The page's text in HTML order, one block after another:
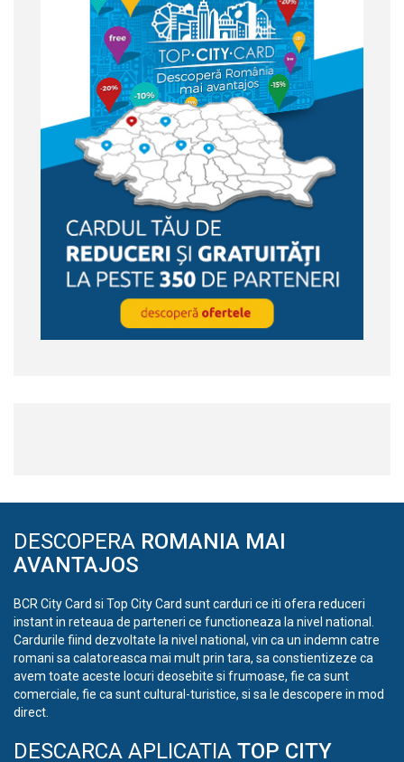
DESCOPERA ROMANIA MAI
AVANTAJOS
BCR City Card si Top City Card sunt carduri ce iti ofera reduceri
instant in reteaua de parteneri ce functioneaza la nivel national.
Cardurile fiind dezvoltate la nivel national, vin ca un indemn catre
romani sa calatoreasca mai mult prin tara, sa constientizeze ca
avem toate aceste locuri deosebite si frumoase, fie ca sunt
comerciale, fie ca sunt cultural-turistice, si sa le descopere in mod
direct.
DESCARCA APLICATIA TOP CITY